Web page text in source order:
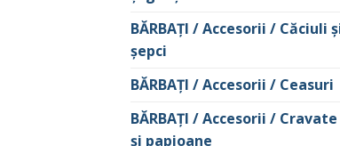
BĂRBAŢI / Accesorii / Căciuli
şepci
BĂRBAŢI / Accesorii / Ceasuri
BĂRBAŢI / Accesorii / Cravate
şi papioane